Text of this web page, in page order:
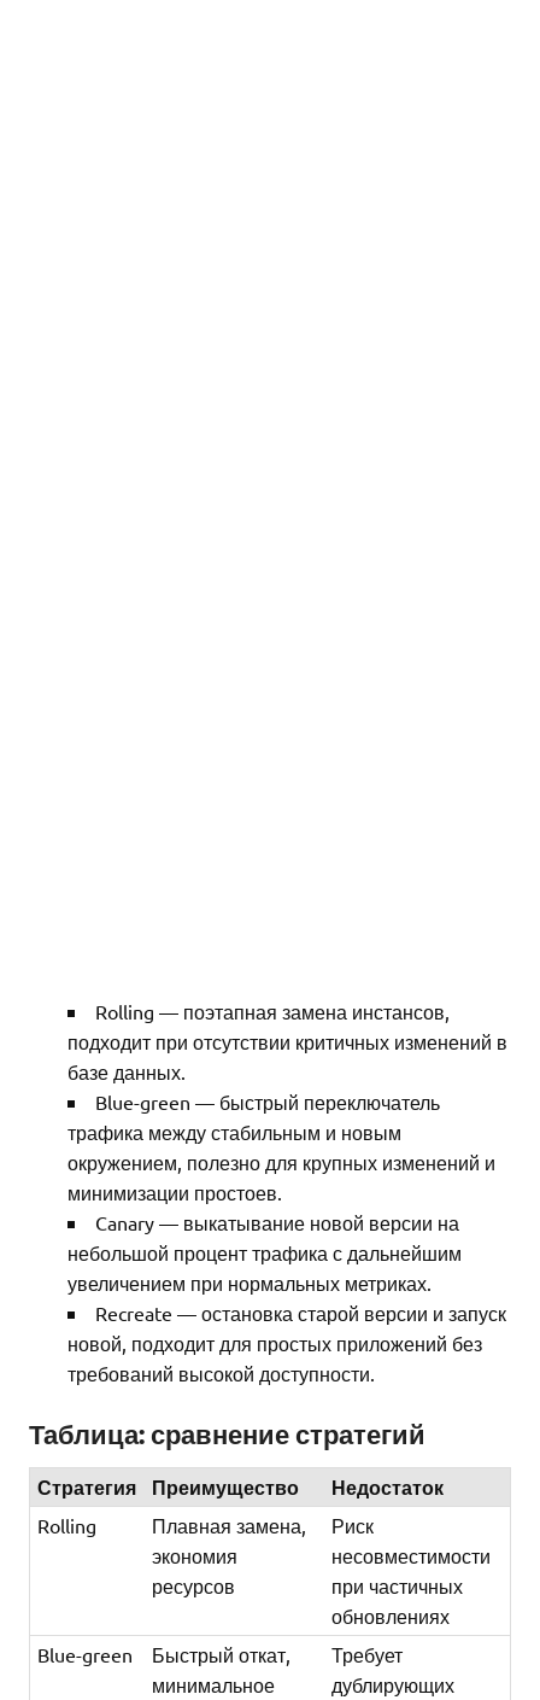
Rolling — поэтапная замена инстансов,
подходит при отсутствии критичных изменений в
базе данных.
Blue-green — быстрый переключатель
трафика между стабильным и новым
окружением, полезно для крупных изменений и
минимизации простоев.
Canary — выкатывание новой версии на
небольшой процент трафика с дальнейшим
увеличением при нормальных метриках.
Recreate — остановка старой версии и запуск
новой, подходит для простых приложений без
требований высокой доступности.
Таблица: сравнение стратегий
Стратегия Преимущество Недостаток
Rolling
Плавная замена,
экономия
ресурсов
Риск
несовместимости
при частичных
обновлениях
Blue-green
Быстрый откат,
минимальное
Требует
дублирующих